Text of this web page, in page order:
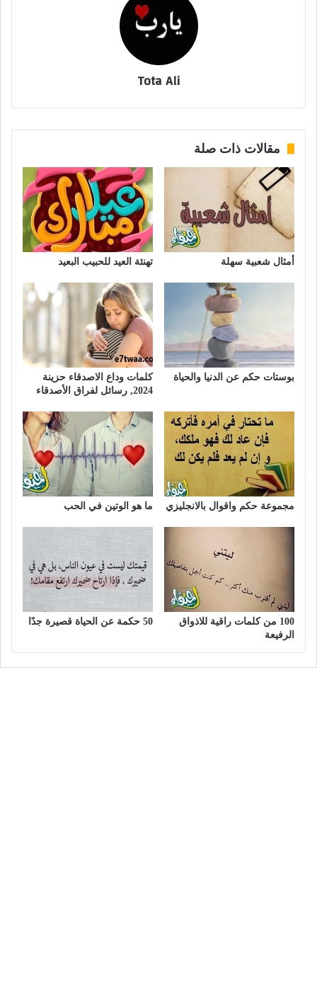
Tota Ali
مقالات ذات صلة
أمثال شعبية سهلة تهنئة العيد للحبيب البعيد
بوستات حكم عن الدنيا والحياة
كلمات وداع الاصدقاء حزينة
2024, رسائل لفراق الأصدقاء
مجموعة حكم واقوال بالانجليزي ما هو الوتين في الحب
100 من كلمات راقية للاذواق
الرفيعة
50 حكمة عن الحياة قصيرة جدًا